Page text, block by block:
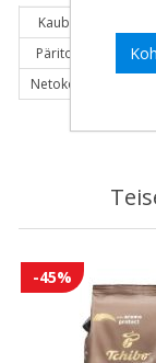
Kaubamärk:
Päritolumaa:
Netokogus (g):
-45%